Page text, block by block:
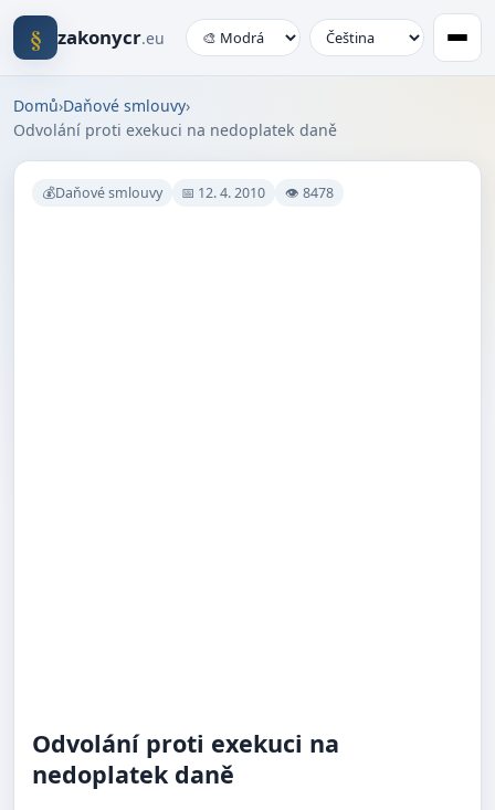
§ zakonycr.eu
Domů›Daňové smlouvy›
Odvolání proti exekuci na nedoplatek daně
💰Daňové smlouvy 📅 12. 4. 2010 👁 8478
Odvolání proti exekuci na
nedoplatek daně